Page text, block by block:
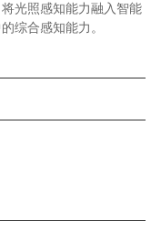
光照感知能力融入智能
综合感知能力。